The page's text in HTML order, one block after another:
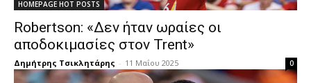
HOMEPAGE HOT POSTS
Robertson: «Δεν ήταν ωραίες οι
αποδοκιμασίες στον Trent»
Δημήτρης Τσικλητάρης - 11 Μαΐου 2025 0